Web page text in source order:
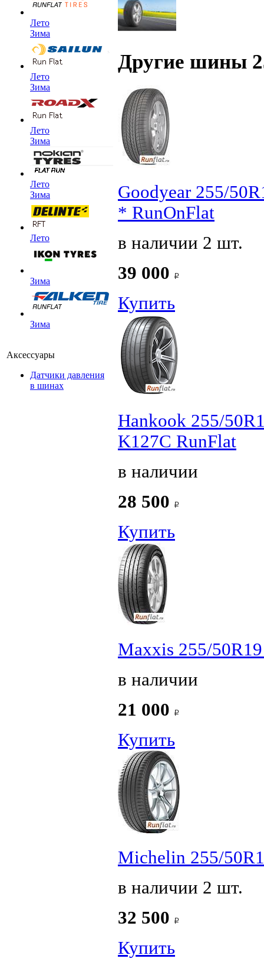
Лето
Зима
Лето
Зима
Лето
Зима
Лето
Зима
Лето
Зима
Зима
Аксессуары
Датчики давления
в шинах
Другие шины
Goodyear 255/
* RunOnFlat
в наличии 2 шт.
39 000
Купить
Hankook 255/
K127C RunFlat
в наличии
28 500
Купить
Maxxis 255/
в наличии
21 000
Купить
Michelin 255/
в наличии 2 шт.
32 500
Купить